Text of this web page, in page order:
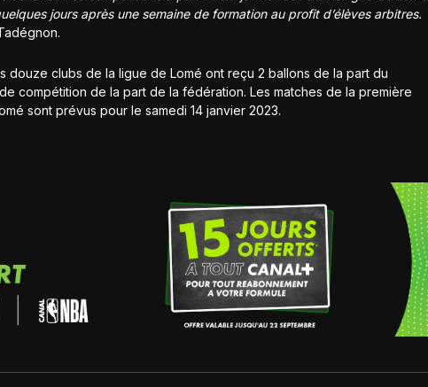
jours après une semaine de formation au profit d’élèves arbitres.
douze clubs de la ligue de Lomé ont reçu 2 ballons de la part du
compétition de la part de la fédération. Les matches de la première
sont prévus pour le samedi 14 janvier 2023.